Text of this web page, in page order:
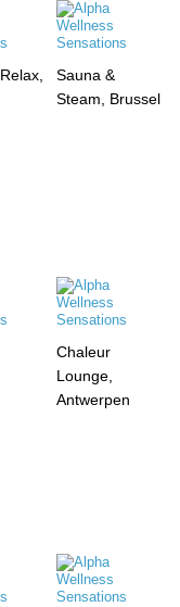
Sauna &
Steam, Brussel
Chaleur
Lounge,
Antwerpen